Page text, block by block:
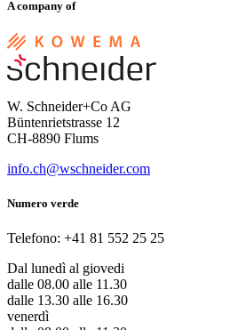
A company of
W. Schneider+Co AG
Büntenrietstrasse 12
CH-8890 Flums
info.ch@wschneider.com
Numero verde
Telefono: +41 81 552 25 25
Dal lunedì al giovedi
dalle 08.00 alle 11.30
dalle 13.30 alle 16.30
venerdì